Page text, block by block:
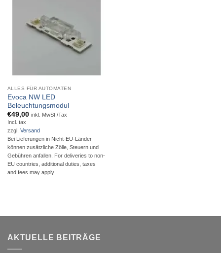
ALLES FÜR AUTOMATEN
Evoca NW LED
Beleuchtungsmodul
€49,00 inkl. MwSt./Tax
Incl. tax
zzgl. Versand
Bei Lieferungen in Nicht-EU-Länder
können zusätzliche Zölle, Steuern und
Gebühren anfallen. For deliveries to non-
EU countries, additional duties, taxes
and fees may apply.
AKTUELLE BEITRÄGE